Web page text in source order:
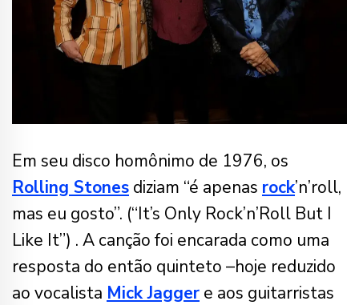
Em seu disco homônimo de 1976, os
Rolling Stones diziam “é apenas rock’n’roll,
mas eu gosto”. (“It’s Only Rock’n’Roll But I
Like It”) . A canção foi encarada como uma
resposta do então quinteto –hoje reduzido
ao vocalista Mick Jagger e aos guitarristas